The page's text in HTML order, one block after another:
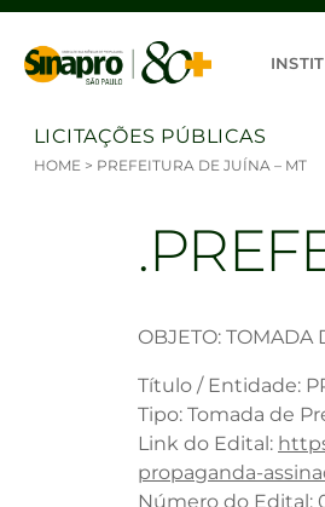
Ir para o conteúdo
LICITAÇÕES PÚBLICAS
HOME > PREFEITURA DE JUÍNA – MT
OBJETO: TOMADA
Título / Entidade:
Tipo: Tomada de
Link do Edital:
propaganda-
Número do Edital: